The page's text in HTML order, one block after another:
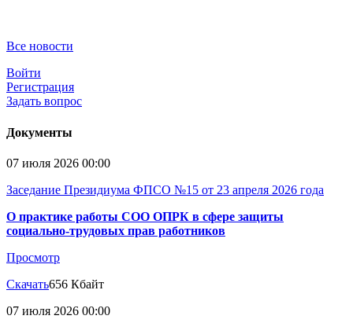
Все новости
Войти
Регистрация
Задать вопрос
Документы
07 июля 2026 00:00
Заседание Президиума ФПСО №15 от 23 апреля 2026 года
О практике работы СОО ОПРК в сфере защиты
социально-трудовых прав работников
Просмотр
Скачать656 Кбайт
07 июля 2026 00:00